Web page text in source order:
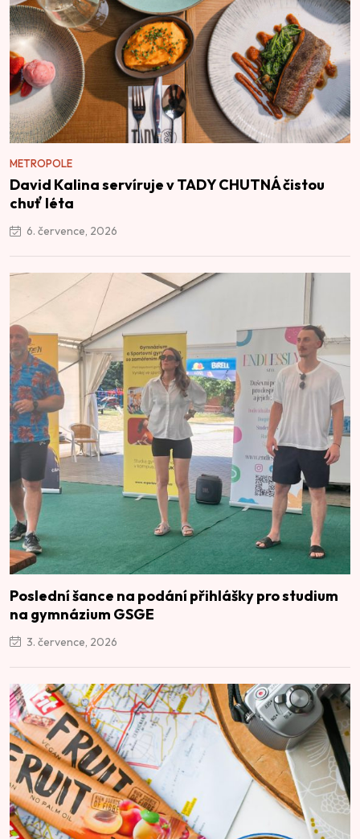
METROPOLE
David Kalina servíruje v TADY CHUTNÁ čistou
chuť léta
6. července, 2026
Poslední šance na podání přihlášky pro studium
na gymnázium GSGE
3. července, 2026